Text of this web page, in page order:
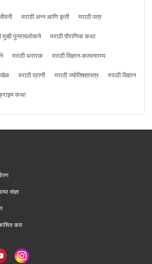
मराठी अन्न आणि कृती
मराठी पत्र
मूव्ही पुनरावलोकने
मराठी पौराणिक कथा
मराठी थरारक
मराठी विज्ञान-कल्पनारम्य
खेळ मराठी प्राणी मराठी ज्योतिषशास्त्र
मराठी विज्ञान
कथा
संज्ञा
करा